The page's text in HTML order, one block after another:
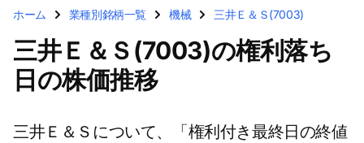
ホーム 業種別銘柄一覧 機械 三井Ｅ＆Ｓ(7003)
三井Ｅ＆Ｓ(7003)の権利落ち
日の株価推移
三井Ｅ＆Ｓについて、「権利付き最終日の終値